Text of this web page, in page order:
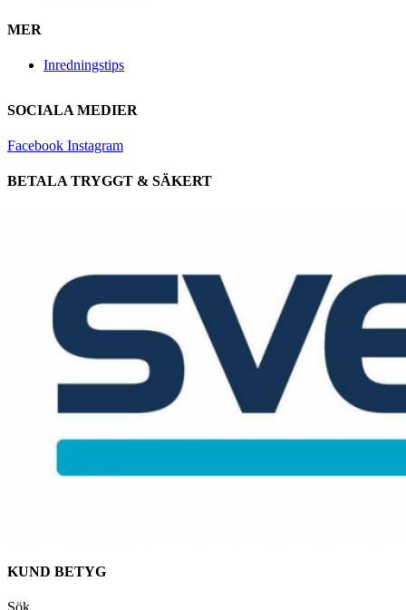
MER
Inredningstips
SOCIALA MEDIER
Facebook Instagram
BETALA TRYGGT & SÄKERT
KUND BETYG